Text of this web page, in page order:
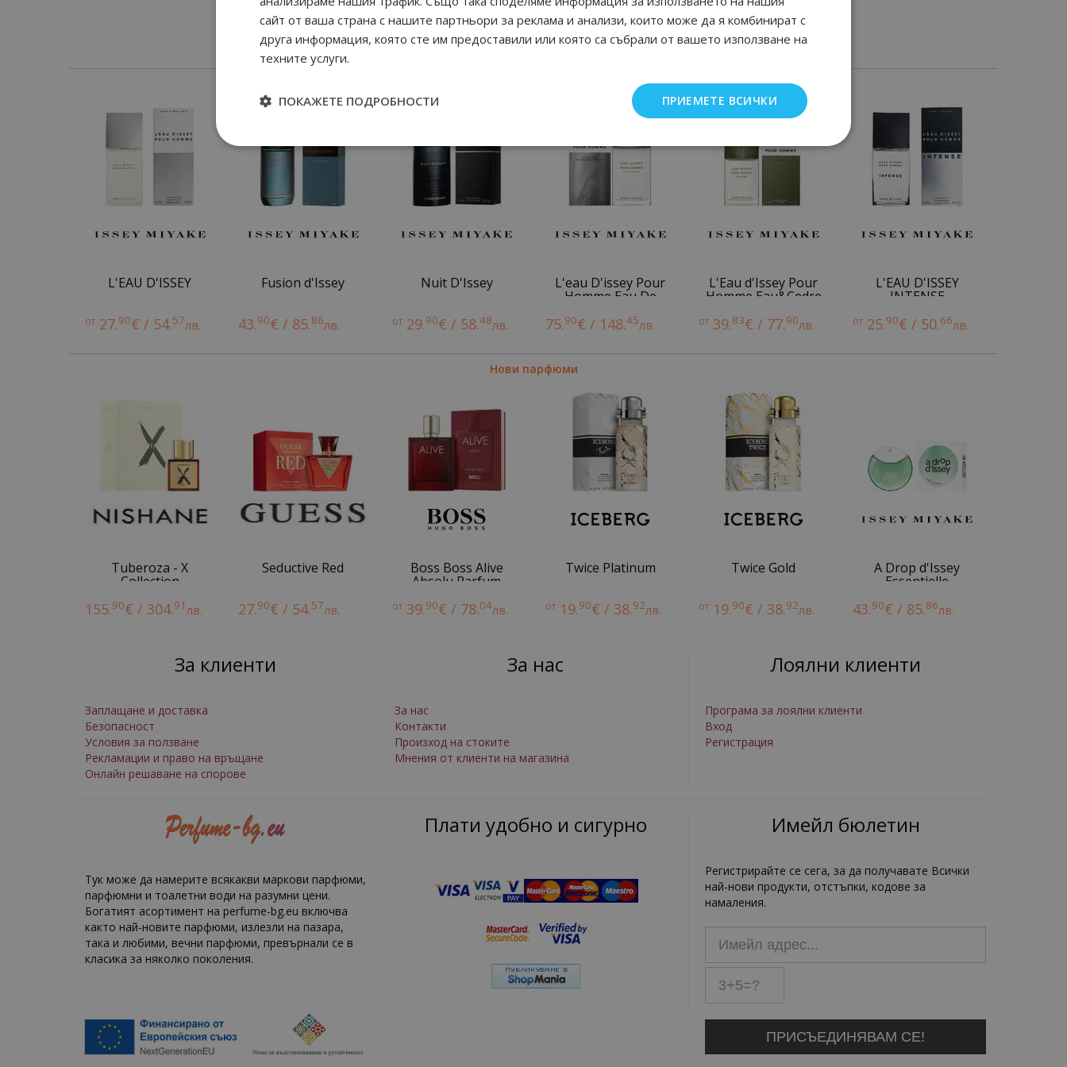
Още от Issey Miyake мъжки парфюми
L'EAU D'ISSEY
от 27.90€ / 54.57лв.
Fusion d'Issey
43.90€ / 85.86лв.
Nuit D'Issey
от 29.90€ / 58.48лв.
L'eau D'issey Pour
Homme Eau De
75.90€ / 148.45лв.
L'Eau d'Issey Pour
Homme Eau&Cedre
от 39.83€ / 77.90лв.
L'EAU D'ISSEY
INTENSE
от 25.90€ / 50.66лв.
Нови парфюми
Tuberoza - X
Collection
155.90€ / 304.91лв.
Seductive Red
27.90€ / 54.57лв.
Boss Boss Alive
Absolu Parfum
от 39.90€ / 78.04лв.
Twice Platinum
от 19.90€ / 38.92лв.
Twice Gold
от 19.90€ / 38.92лв.
A Drop d'Issey
Essentielle
43.90€ / 85.86лв.
За клиенти
Заплащане и доставка
Безопасност
Условия за ползване
Рекламации и право на връщане
Онлайн решаване на спорове
За нас
За нас
Контакти
Произход на стоките
Мнения от клиенти на магазина
Лоялни клиенти
Програма за лоялни клиенти
Вход
Регистрация
Тук може да намерите всякакви маркови парфюми,
парфюмни и тоалетни води на разумни цени.
Богатият асортимент на perfume-bg.eu включва
както най-новите парфюми, излезли на пазара,
така и любими, вечни парфюми, превърнали се в
класика за няколко поколения.
Плати удобно и сигурно Имейл бюлетин
Регистрирайте се сега, за да получавате Всички
най-нови продукти, отстъпки, кодове за
намаления.
сайт от ваша страна с нашите партньори за реклама и анализи, които може да я комбинират с
друга информация, която сте им предоставили или която са събрали от вашето използване на
техните услуги.
ПРИЕМЕТЕ ВСИЧКИ
ПОКАЖЕТЕ ПОДРОБНОСТИ